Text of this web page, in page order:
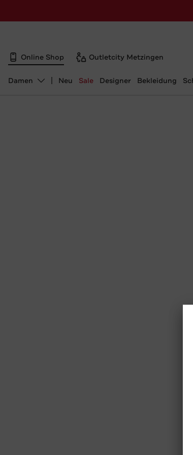
Online Shop Outletcity Metzingen
Abteilung ändern, ausgewählt:
Damen Neu Sale Designer Bekleidung